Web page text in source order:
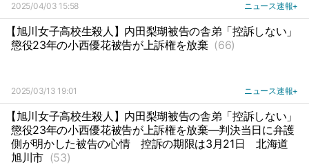
2025/04/03 15:58 ニュース速報+
【旭川女子高校生殺人】内田梨瑚被告の舎弟「控訴しない」
懲役23年の小西優花被告が上訴権を放棄 (66)
2025/03/13 19:01 ニュース速報+
【旭川女子高校生殺人】内田梨瑚被告の舎弟「控訴しない」
懲役23年の小西優花被告が上訴権を放棄―判決当日に弁護
側が明かした被告の心情
控訴の期限は3月21日
北海道
旭川市 (53)